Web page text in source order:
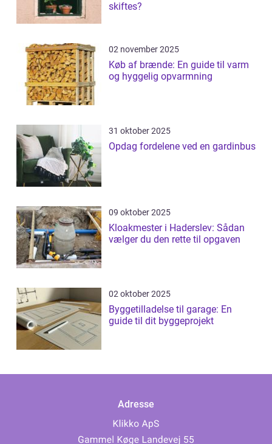
skiftes?
02 november 2025
Køb af brænde: En guide til varm
og hyggelig opvarmning
31 oktober 2025
Opdag fordelene ved en gardinbus
09 oktober 2025
Kloakmester i Haderslev: Sådan
vælger du den rette til opgaven
02 oktober 2025
Byggetilladelse til garage: En
guide til dit byggeprojekt
Adresse